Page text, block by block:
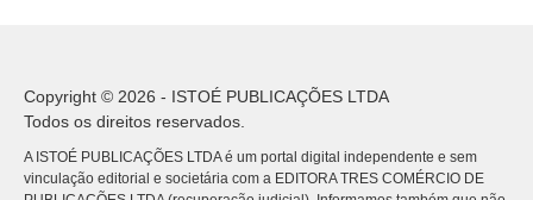
Copyright © 2026 - ISTOÉ PUBLICAÇÕES LTDA
Todos os direitos reservados.
A ISTOÉ PUBLICAÇÕES LTDA é um portal digital independente e sem
vinculação editorial e societária com a EDITORA TRES COMÉRCIO DE